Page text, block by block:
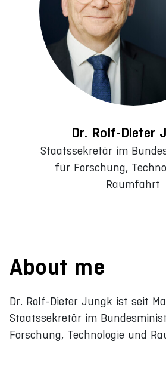
Dr. Rolf-Dieter
Staatssekretär im
für Forschung,
Raumfahrt
About me
Dr. Rolf-Dieter Jungk ist seit
Staatssekretär im
Forschung, Technologie und